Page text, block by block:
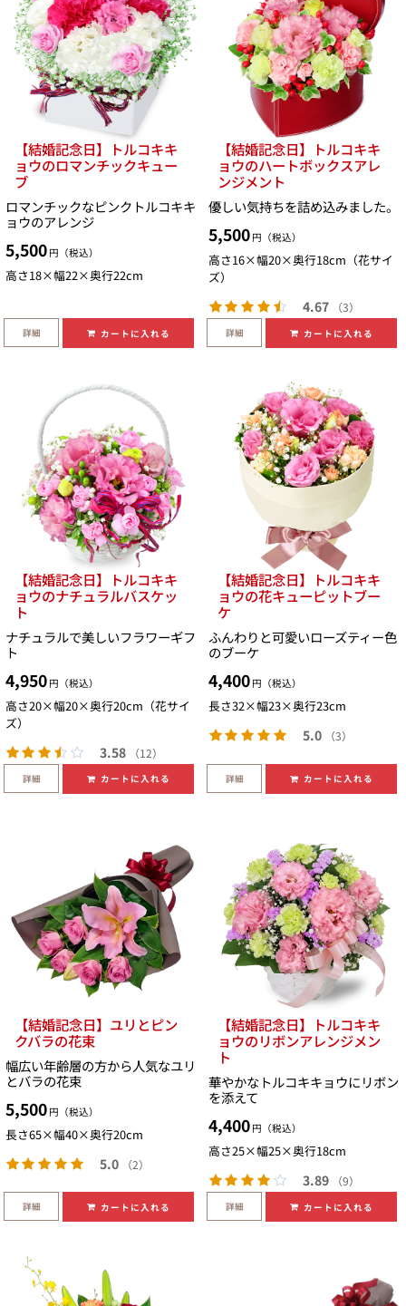
【結婚記念日】トルコキキ
ョウのロマンチックキュー
ブ
ロマンチックなピンクトルコキキ
ョウのアレンジ
5,500 円（税込）
高さ18×幅22×奥行22cm
詳細 カートに入れる
【結婚記念日】トルコキキ
ョウのハートボックスアレ
ンジメント
優しい気持ちを詰め込みました。
5,500 円（税込）
高さ16×幅20×奥行18cm（花サイ
ズ）
4.67 （3）
詳細 カートに入れる
【結婚記念日】トルコキキ
ョウのナチュラルバスケッ
ト
ナチュラルで美しいフラワーギフ
ト
4,950 円（税込）
高さ20×幅20×奥行20cm（花サイ
ズ）
3.58 （12）
詳細 カートに入れる
【結婚記念日】トルコキキ
ョウの花キューピットブー
ケ
ふんわりと可愛いローズティー色
のブーケ
4,400 円（税込）
長さ32×幅23×奥行23cm
5.0 （3）
詳細 カートに入れる
【結婚記念日】ユリとピン
クバラの花束
幅広い年齢層の方から人気なユリ
とバラの花束
5,500 円（税込）
長さ65×幅40×奥行20cm
5.0 （2）
詳細 カートに入れる
【結婚記念日】トルコキキ
ョウのリボンアレンジメン
ト
華やかなトルコキキョウにリボン
を添えて
4,400 円（税込）
高さ25×幅25×奥行18cm
3.89 （9）
詳細 カートに入れる